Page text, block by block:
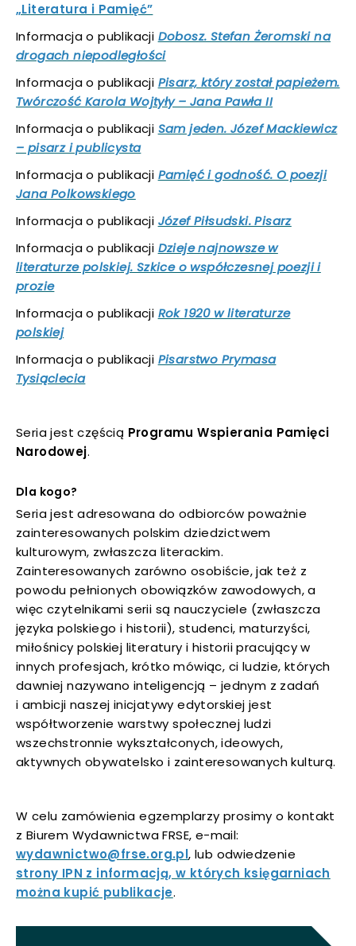
„Literatura i Pamięć”
Informacja o publikacji Dobosz. Stefan Żeromski na
drogach niepodległości
Informacja o publikacji Pisarz, który został papieżem.
Twórczość Karola Wojtyły – Jana Pawła II
Informacja o publikacji Sam jeden. Józef Mackiewicz
– pisarz i publicysta
Informacja o publikacji Pamięć i godność. O poezji
Jana Polkowskiego
Informacja o publikacji Józef Piłsudski. Pisarz
Informacja o publikacji Dzieje najnowsze w
literaturze polskiej. Szkice o współczesnej poezji i
prozie
Informacja o publikacji Rok 1920 w literaturze
polskiej
Informacja o publikacji Pisarstwo Prymasa
Tysiąclecia
Seria jest częścią Programu Wspierania Pamięci
Narodowej.
Dla kogo?
Seria jest adresowana do odbiorców poważnie
zainteresowanych polskim dziedzictwem
kulturowym, zwłaszcza literackim.
Zainteresowanych zarówno osobiście, jak też z
powodu pełnionych obowiązków zawodowych, a
więc czytelnikami serii są nauczyciele (zwłaszcza
języka polskiego i historii), studenci, maturzyści,
miłośnicy polskiej literatury i historii pracujący w
innych profesjach, krótko mówiąc, ci ludzie, których
dawniej nazywano inteligencją – jednym z zadań
i ambicji naszej inicjatywy edytorskiej jest
współtworzenie warstwy społecznej ludzi
wszechstronnie wykształconych, ideowych,
aktywnych obywatelsko i zainteresowanych kulturą.
W celu zamówienia egzemplarzy prosimy o kontakt
z Biurem Wydawnictwa FRSE, e-mail:
wydawnictwo@frse.org.pl, lub odwiedzenie
strony IPN z informacją, w których księgarniach
można kupić publikacje.